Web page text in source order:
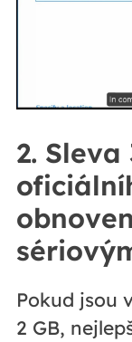
2.
Pokud jsou
2 GB,